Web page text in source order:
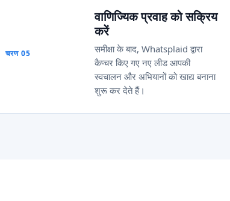
चरण 05
वाणिज्यिक प्रवाह को सक्रिय
करें
समीक्षा के बाद, Whatsplaid द्वारा
कैप्चर किए गए नए लीड आपकी
स्वचालन और अभियानों को खाद्य बनाना
शुरू कर देते हैं।